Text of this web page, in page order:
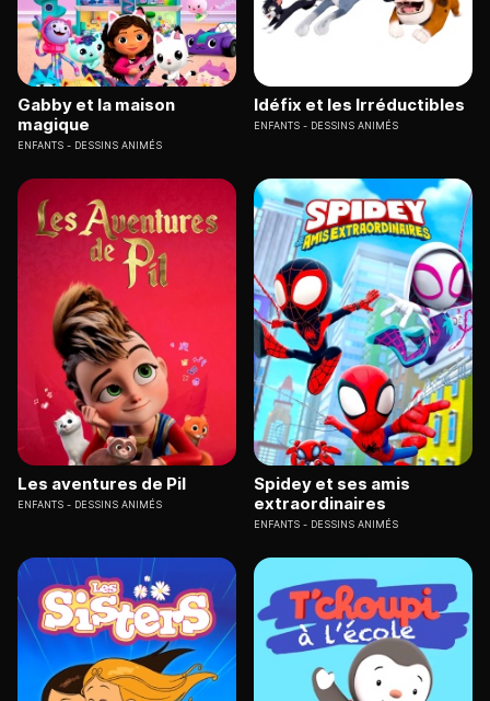
Gabby et la maison
magique
ENFANTS DESSINS ANIMÉS
Idéfix et les Irréductibles
ENFANTS DESSINS ANIMÉS
Les aventures de Pil
ENFANTS DESSINS ANIMÉS
Spidey et ses amis
extraordinaires
ENFANTS DESSINS ANIMÉS